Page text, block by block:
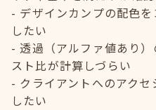
デザインカンプの配色
したい
透過（アルファ値あり
スト比が計算しづらい
クライアントへのアク
したい